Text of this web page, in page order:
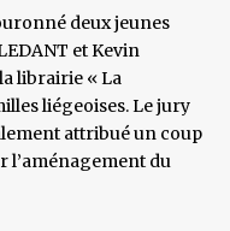
deux jeunes
et Kevin
librairie « La
liégeoises. Le jury
attribué un coup
l’aménagement du